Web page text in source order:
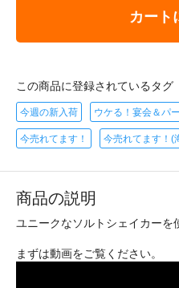
カート
この商品に登録されているタグ
今週の新入荷 ウケる！宴会＆パ
今売れてます！ 今売れてます！(
商品の説明
ユニークなソルトシェイカーを
まずは動画をご覧ください。